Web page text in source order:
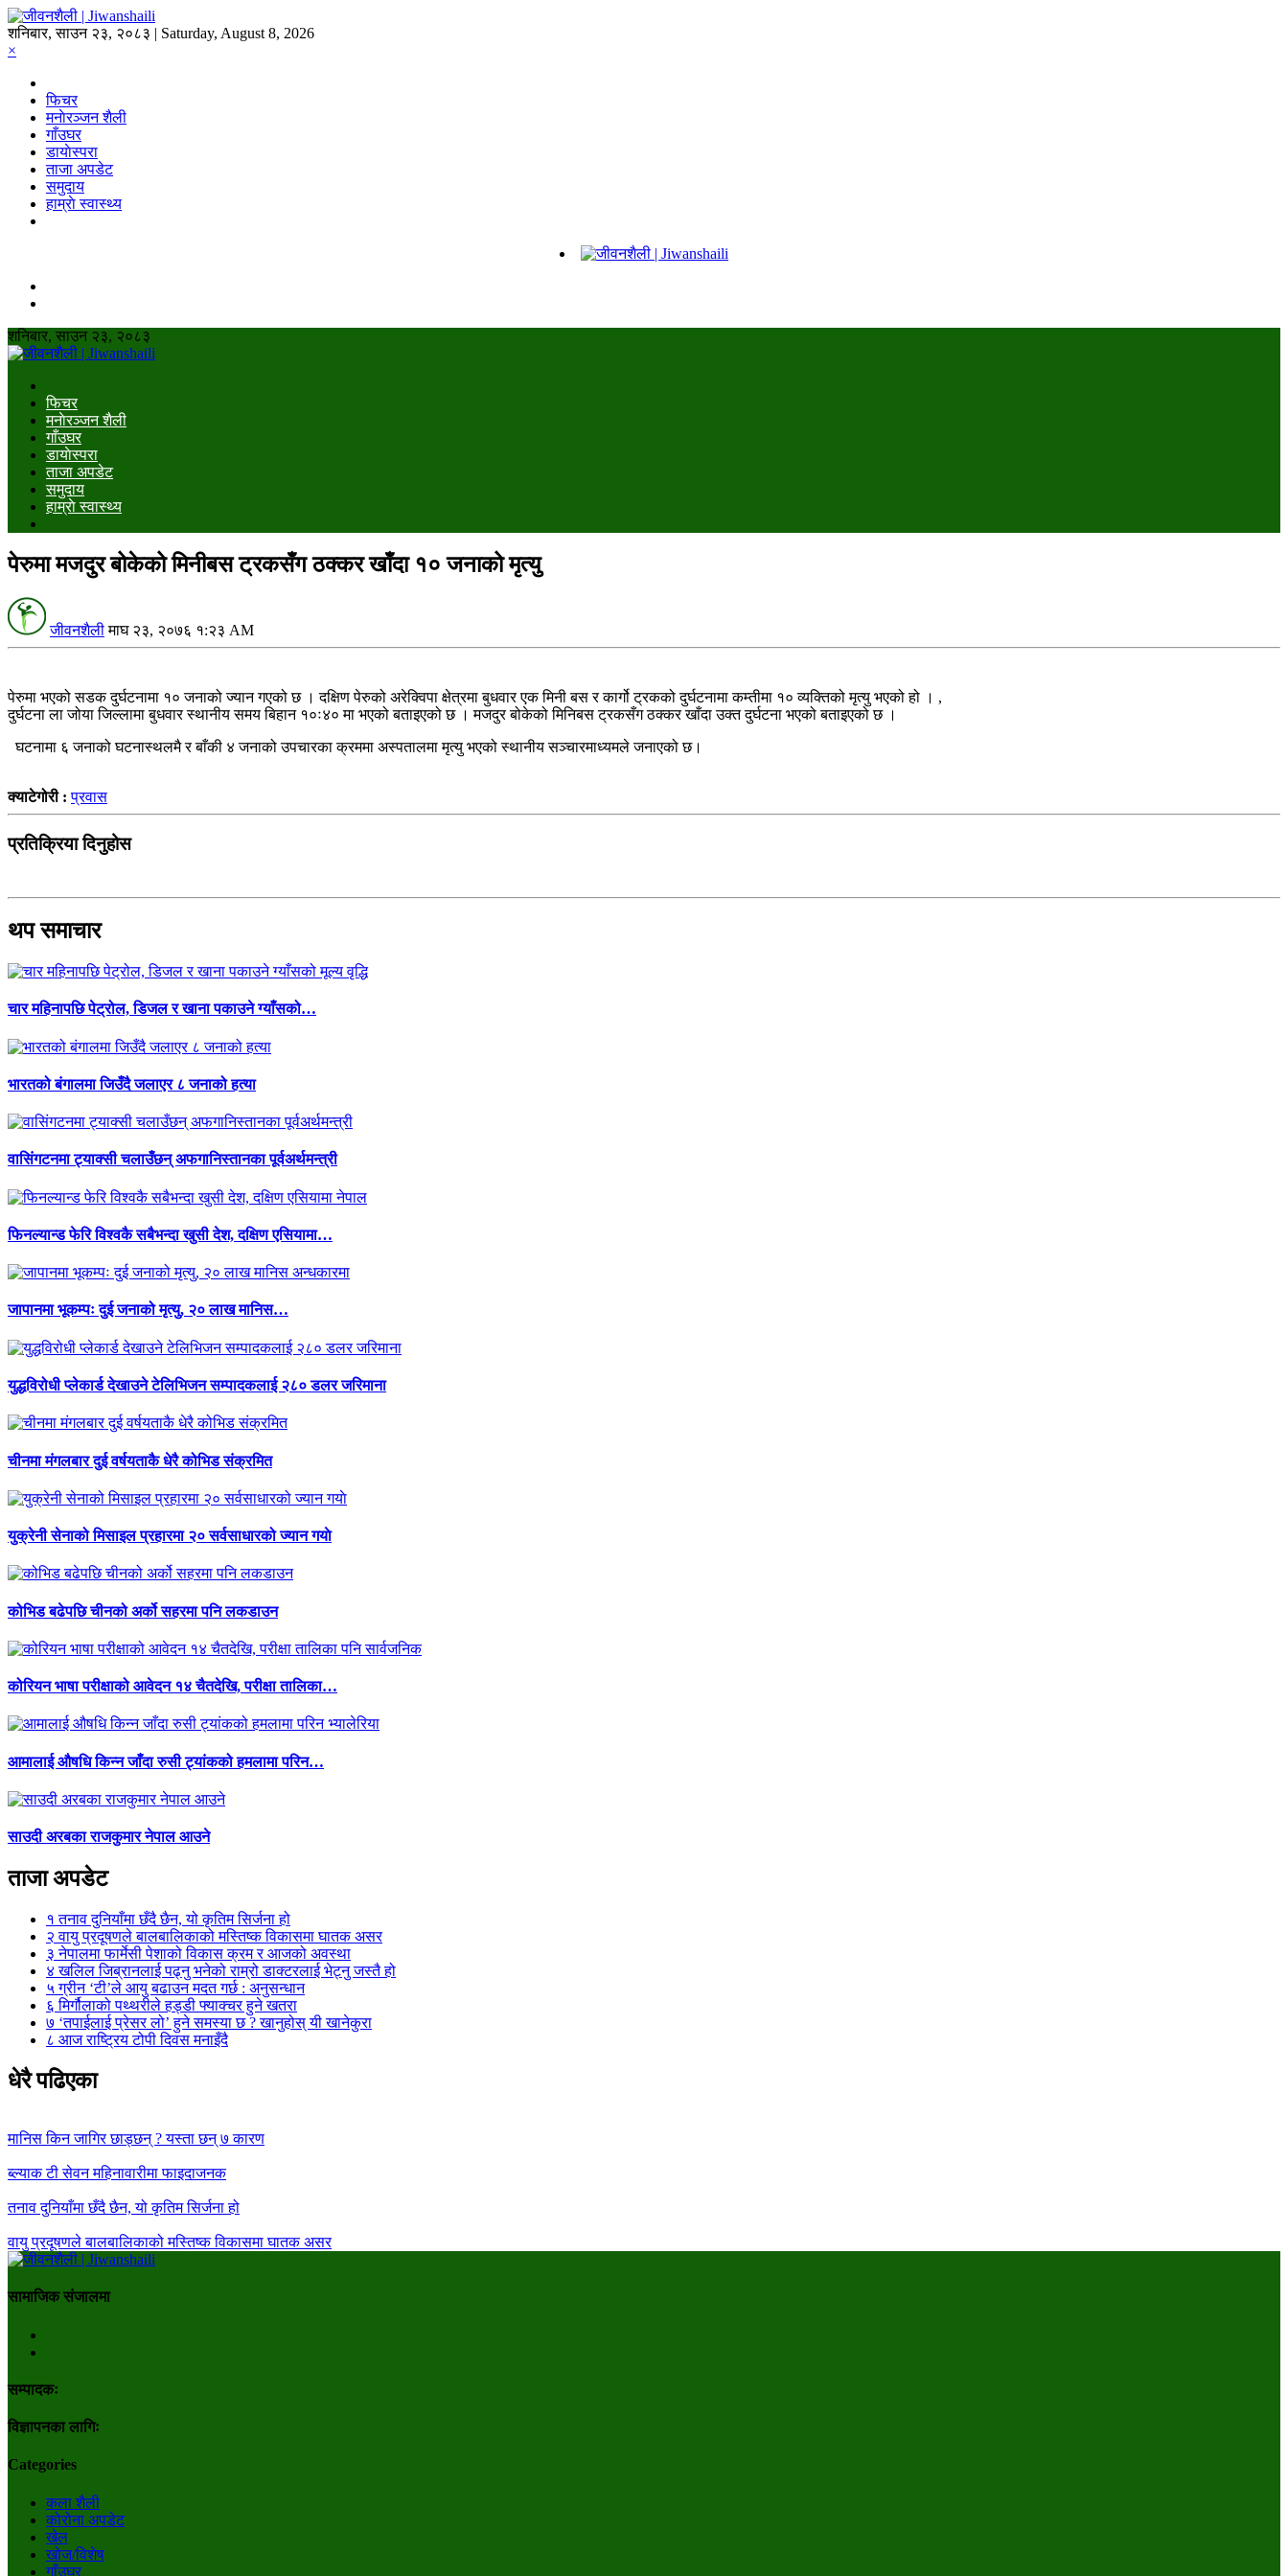
शनिबार, साउन २३, २०८३ | Saturday, August 8, 2026
×
फिचर
मनाेरञ्जन शैली
गाँउघर
डायाेस्परा
ताजा अपडेट
समुदाय
हाम्राे स्वास्थ्य
शनिबार, साउन २३, २०८३
फिचर
मनाेरञ्जन शैली
गाँउघर
डायाेस्परा
ताजा अपडेट
समुदाय
हाम्राे स्वास्थ्य
पेरुमा मजदुर बोकेको मिनीबस ट्रकसँग ठक्कर खाँदा १० जनाको मृत्यु
जीवनशैली माघ २३, २०७६ १:२३ AM
पेरुमा भएको सडक दुर्घटनामा १० जनाको ज्यान गएको छ । दक्षिण पेरुको अरेक्विपा क्षेत्रमा बुधवार एक मिनी बस र कार्गो ट्रकको दुर्घटनामा कम्तीमा १० व्यक्तिको मृत्यु भएको हो । ,
दुर्घटना ला जोया जिल्लामा बुधवार स्थानीय समय बिहान १०ः४० मा भएको बताइएको छ । मजदुर बोकेको मिनिबस ट्रकसँग ठक्कर खाँदा उक्त दुर्घटना भएको बताइएको छ ।
घटनामा ६ जनाको घटनास्थलमै र बाँकी ४ जनाको उपचारका क्रममा अस्पतालमा मृत्यु भएको स्थानीय सञ्चारमाध्यमले जनाएको छ।
क्याटेगोरी :प्रवास
प्रतिक्रिया दिनुहोस
थप समाचार
चार महिनापछि पेट्रोल, डिजल र खाना पकाउने ग्याँसको…
भारतको बंगालमा जिउँदै जलाएर ८ जनाको हत्या
वासिंगटनमा ट्याक्सी चलाउँछन् अफगानिस्तानका पूर्वअर्थमन्त्री
फिनल्यान्ड फेरि विश्वकै सबैभन्दा खुसी देश, दक्षिण एसियामा…
जापानमा भूकम्पः दुई जनाको मृत्यु, २० लाख मानिस…
युद्धविरोधी प्लेकार्ड देखाउने टेलिभिजन सम्पादकलाई २८० डलर जरिमाना
चीनमा मंगलबार दुई वर्षयताकै धेरै कोभिड संक्रमित
युक्रेनी सेनाको मिसाइल प्रहारमा २० सर्वसाधारको ज्यान गयाे
कोभिड बढेपछि चीनको अर्को सहरमा पनि लकडाउन
कोरियन भाषा परीक्षाको आवेदन १४ चैतदेखि, परीक्षा तालिका…
आमालाई औषधि किन्न जाँदा रुसी ट्यांकको हमलामा परिन…
साउदी अरबका राजकुमार नेपाल आउने
ताजा अपडेट
१ तनाव दुनियाँमा छँदै छैन, यो कृतिम सिर्जना हो
२ वायु प्रदूषणले बालबालिकाको मस्तिष्क विकासमा घातक असर
३ नेपालमा फार्मेसी पेशाको विकास क्रम र आजको अवस्था
४ खलिल जिब्रानलाई पढ्नु भनेको राम्रो डाक्टरलाई भेट्नु जस्तै हो
५ग्रीन ‘टी’ले आयु बढाउन मदत गर्छ : अनुसन्धान
६ मिर्गौलाको पथ्थरीले हड्डी फ्याक्चर हुने खतरा
७ ‘तपाईलाई प्रेसर लो’ हुने समस्या छ ? खानुहोस् यी खानेकुरा
८ आज राष्ट्रिय टोपी दिवस मनाइँदै
धेरै पढिएका
मानिस किन जागिर छाड्छन् ? यस्ता छन् ७ कारण
ब्ल्याक टी सेवन महिनावारीमा फाइदाजनक
तनाव दुनियाँमा छँदै छैन, यो कृतिम सिर्जना हो
वायु प्रदूषणले बालबालिकाको मस्तिष्क विकासमा घातक असर
सामाजिक संजालमा
सम्पादकः
विज्ञापनका लागिः
Categories
कला शैली
कोरोना अपडेट
खेल
खोज/विशेष
गाँउघर